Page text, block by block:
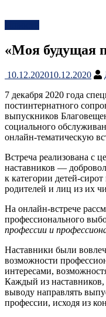
«Моя будущая
10.12.202010.12.2020
7 декабря 2020 года
постинтернатного
выпускников
социального
онлайн-тематическую
Встреча реализована с
наставников —
к категории детей-
родителей и лиц из их
На онлайн-встрече
профессионального
профессии и
Наставники были
возможности
интересами,
Каждый из
выводу направлять
профессии, исходя из